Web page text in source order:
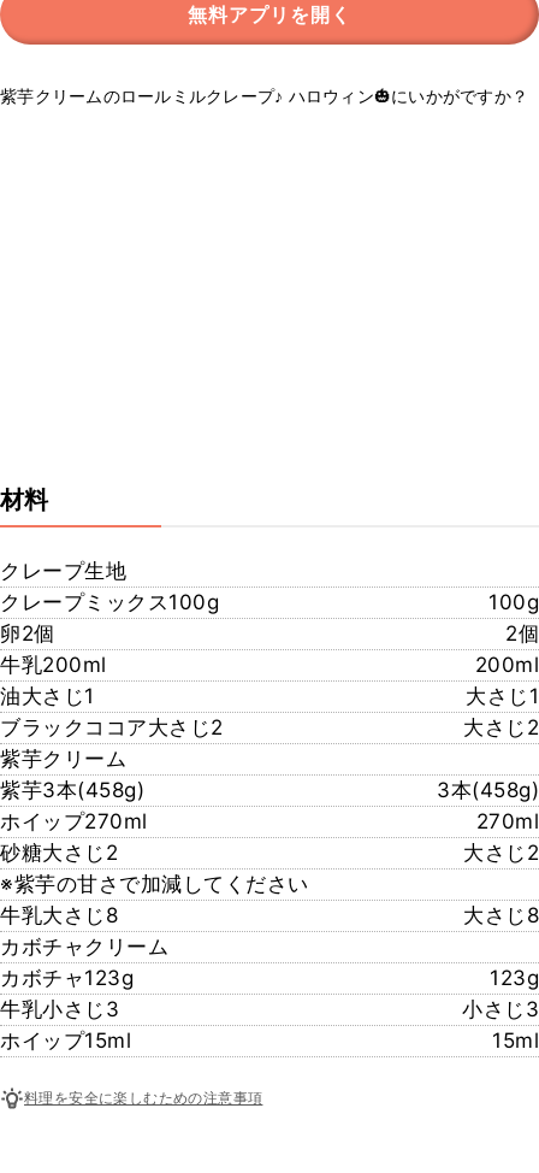
無料アプリを開く
紫芋クリームのロールミルクレープ♪ ハロウィン🎃にいかがですか？
材料
クレープ生地
クレープミックス100g
100g
卵2個
2個
牛乳200ml
200ml
油大さじ1
大さじ1
ブラックココア大さじ2
大さじ2
紫芋クリーム
紫芋3本(458g)
3本(458g)
ホイップ270ml
270ml
砂糖大さじ2
大さじ2
※紫芋の甘さで加減してください
牛乳大さじ8
大さじ8
カボチャクリーム
カボチャ123g
123g
牛乳小さじ3
小さじ3
ホイップ15ml
15ml
料理を安全に楽しむための注意事項